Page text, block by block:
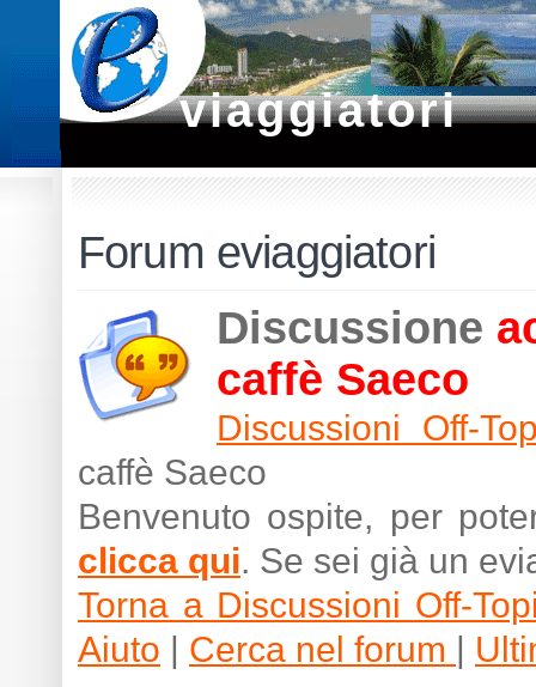
viaggiatori
Forum eviaggiatori
Discussione
caffè Saeco
Discussioni Off-
caffè Saeco
Benvenuto ospite, per
clicca qui. Se sei già un
Torna a Discussioni Off-
Aiuto | Cerca nel forum |